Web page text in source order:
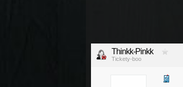
Thinkk-Pinkk
Tickety-boo